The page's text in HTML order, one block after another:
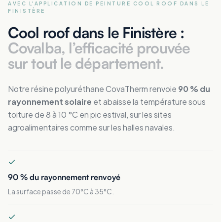
AVEC L'APPLICATION DE PEINTURE COOL ROOF
DANS LE
FINISTÈRE
Cool roof dans le Finistère :
Covalba, l’efficacité prouvée
sur tout le département.
Notre résine polyuréthane CovaTherm renvoie 90 % du
rayonnement solaire et abaisse la température sous
toiture de 8 à 10 °C en pic estival, sur les sites
agroalimentaires comme sur les halles navales.
90 % du rayonnement renvoyé
La surface passe de 70°C à 35°C.